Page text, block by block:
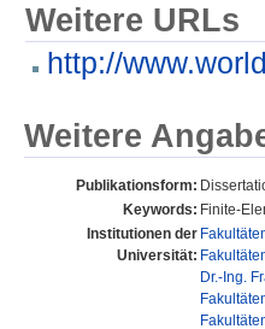
Weitere URLs
http://
Weitere
Publikationsform:
Keywords: Finite-
Institutionen der
Universität:
Dr.-Ing.